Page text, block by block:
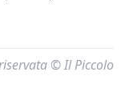
© Il Piccolo